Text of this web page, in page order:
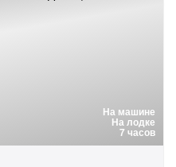
На машине
На лодке
7 часов